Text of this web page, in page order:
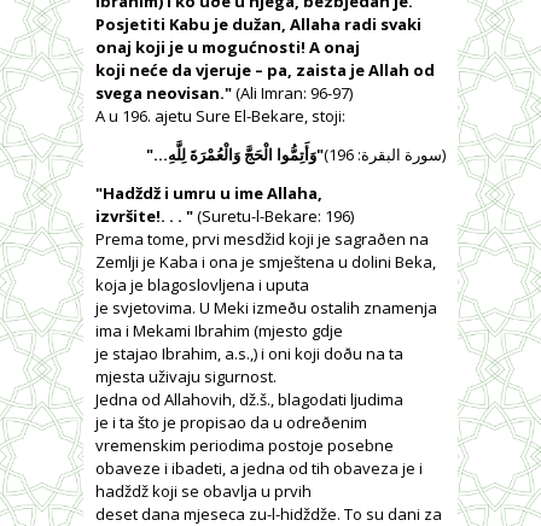
Posjetiti Kabu je dužan, Allaha radi svaki
onaj koji je u mogućnosti! A onaj
koji neće da vjeruje – pa, zaista je Allah od
svega neovisan."(Ali Imran: 96-97)
A u 196. ajetu Sure El-Bekare, stoji:
"وَأَتِمُّوا الْحَجَّ وَالْعُمْرَةَ لِلَّهِ…"
(سورة البقرة: 196)
"Hadždž i umru u ime Allaha,
izvršite!. . . "(Suretu-l-Bekare: 196)
Prema tome, prvi mesdžid koji je sagraðen na
Zemlji je Kaba i ona je smještena u dolini Beka,
koja je blagoslovljena i uputa
je svjetovima. U Meki izmeðu ostalih znamenja
ima i Mekami Ibrahim (mjesto gdje
je stajao Ibrahim, a.s.,) i oni koji doðu na ta
mjesta uživaju sigurnost.
Jedna od Allahovih, dž.š., blagodati ljudima
je i ta što je propisao da u odreðenim
vremenskim periodima postoje posebne
obaveze i ibadeti, a jedna od tih obaveza je i
hadždž koji se obavlja u prvih
deset dana mjeseca zu-l-hidždže. To su dani za